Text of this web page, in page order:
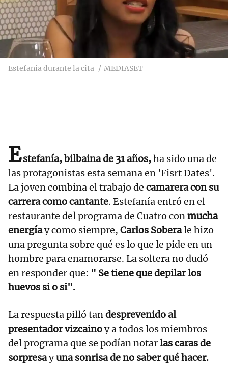
Estefanía durante la cita MEDIASET
Estefanía, bilbaina de 31 años,ha sido una de
las protagonistas esta semana en 'Fisrt Dates'.
La joven combina el trabajo de camarera con su
carrera como cantante. Estefanía entró en el
restaurante del programa de Cuatro conmucha
energíay como siempre, Carlos Soberale hizo
una pregunta sobre qué es lo que le pide en un
hombre para enamorarse. La soltera no dudó
en responder que: " Se tiene que depilar los
huevos si o si".
La respuesta pilló tandesprevenido al
presentador vizcainoy a todos los miembros
del programa que se podían notarlas caras de
sorpresayuna sonrisa de no saber qué hacer.